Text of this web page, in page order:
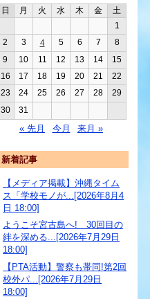
日 月 火 水 木 金
土
1
2
3 4 5 6 7
8
9
10 11 12 13 14
15
16
17 18 19 20 21
22
23
24 25 26 27 28
29
30
31
« 先月 今月 来月 »
新着記事
【メディア掲載】沖縄タイム
ス「学校モノが...[2026年8月4
日 18:00]
ようこそ宮古島へ! 30回目の
絆を深める...[2026年7月29日
18:00]
【PTA活動】警察も帯同!第2回
校外パ...[2026年7月29日
18:00]